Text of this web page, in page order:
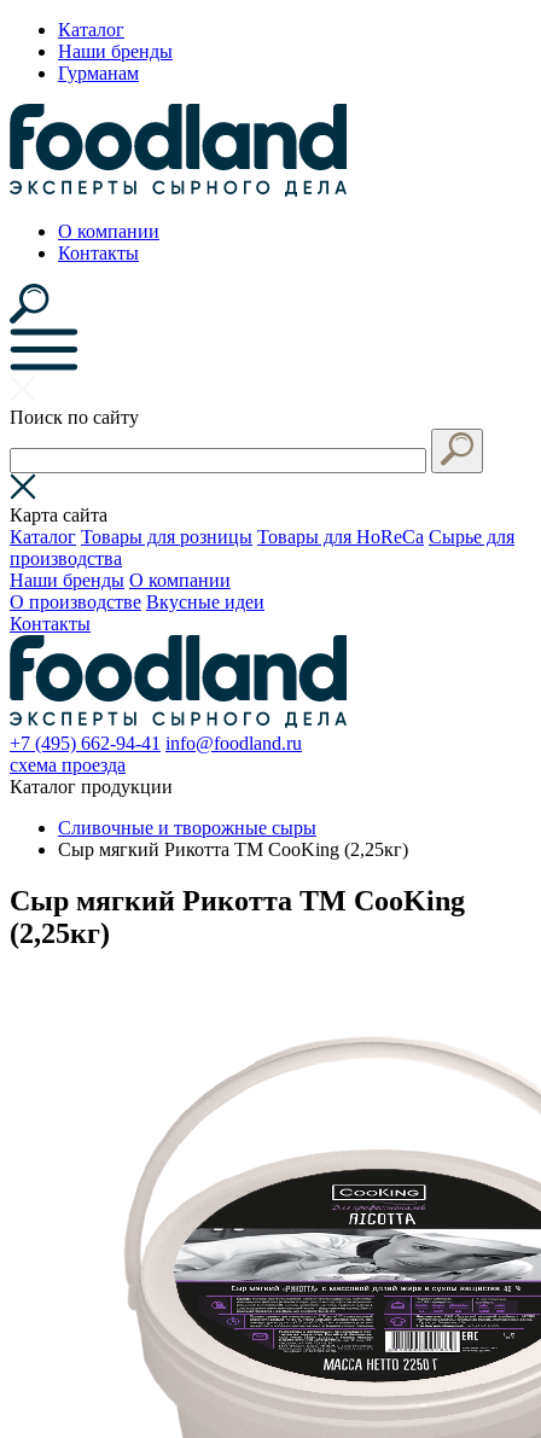
Каталог
Наши бренды
Гурманам
О компании
Контакты
Поиск по сайту
Карта сайта
Каталог Товары для розницы Товары для HoReCa Сырье для
производства
Наши бренды О компании
О производстве Вкусные идеи
Контакты
+7 (495) 662-94-41 info@foodland.ru
схема проезда
Каталог продукции
Сливочные и творожные сыры
Сыр мягкий Рикотта ТМ CooKing (2,25кг)
Сыр мягкий Рикотта ТМ CooKing
(2,25кг)